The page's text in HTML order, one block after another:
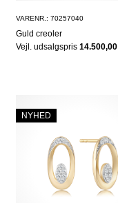
VARENR.: 70257040
Guld creoler
Vejl. udsalgspris 14.500,00
NYHED